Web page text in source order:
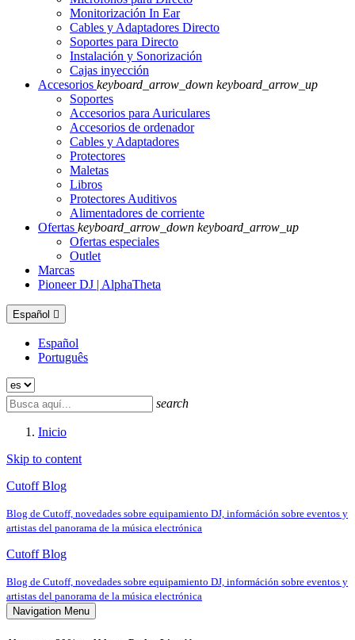
Monitorización In Ear
Cables y Adaptadores Directo
Soportes para Directo
Instalación y Sonorización
Cajas inyección
Accesorios keyboard_arrow_down keyboard_arrow_up
Soportes
Accesorios para Auriculares
Accesorios de ordenador
Cables y Adaptadores
Protectores
Maletas
Libros
Protectores Auditivos
Alimentadores de corriente
Ofertas keyboard_arrow_down keyboard_arrow_up
Ofertas especiales
Outlet
Marcas
Pioneer DJ | AlphaTheta
Español 
Español
Português
search
Inicio
Skip to content
Cutoff Blog
Blog de Cutoff, novedades sobre equipamiento DJ, információn sobre eventos y
artistas del panorama de la música electrónica
Cutoff Blog
Blog de Cutoff, novedades sobre equipamiento DJ, információn sobre eventos y
artistas del panorama de la música electrónica
Navigation Menu